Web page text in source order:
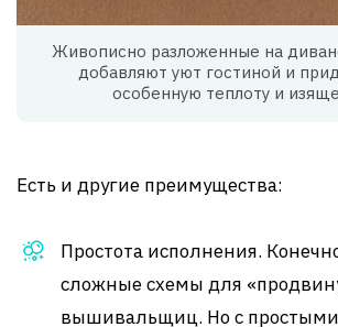
Живописно разложенные на
добавляют уют гостиной и
особенную теплоту и
Есть и другие преимущества:
Простота исполнения.
сложные схемы для
вышивальщиц. Но с